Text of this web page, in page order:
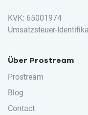
KVK: 65001974
Umsatzsteuer-
Über Prostream
Prostream
Blog
Contact